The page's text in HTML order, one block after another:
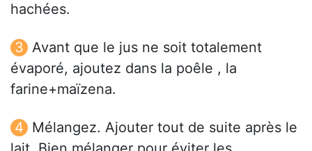
hachées.
Avant que le jus ne soit totalement
évaporé, ajoutez dans la poêle , la
farine+maïzena.
Mélangez. Ajouter tout de suite après le